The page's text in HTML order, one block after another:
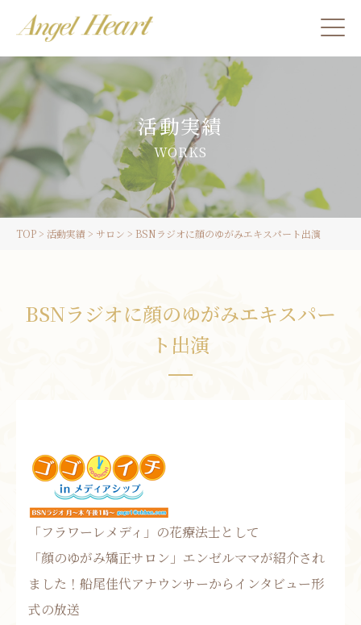
施術をご希望の方
カウンセリングをご希望の方へ
スクール受講生の方へ
ご予約
お問い合わせ
活動実績
WORKS
TOP> 活動実績 > サロン > BSNラジオに顔のゆがみエキスパート出演
BSNラジオに顔のゆがみエキスパー
ト出演
「フラワーレメディ」の花療法士として
「顔のゆがみ矯正サロン」エンゼルママが紹介され
ました！船尾佳代アナウンサーからインタビュー形
式の放送